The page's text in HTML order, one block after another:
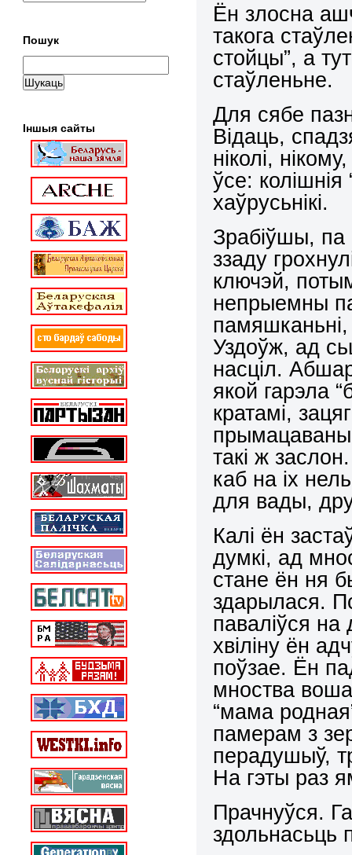
Ён злосна
такога
стойцы”, а
стаўленьне.
Для сябе
Відаць,
ніколі,
ўсе: колішнія
хаўрусьнікі.
Зрабіўшы, па
ззаду
ключэй,
непрыемны
Уздоўж, ад
насціл.
якой гарэла
кратамі,
прымацаваны
такі ж
каб на іх
для вады,
Калі ён
думкі, ад
стане ён ня
здарылася.
паваліўся на
хвіліну ён
поўзае. Ён
мноства
“мама
памерам з
перадушыў,
На гэты раз
Прачнуўся.
здольнасьць
Пошук
Іншыя сайты